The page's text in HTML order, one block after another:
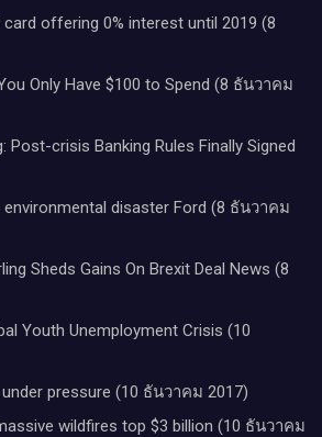
offering 0% interest until 2019 (8
Only Have $100 to Spend (8 ธันวาคม
Post-crisis Banking Rules Finally Signed
disaster Ford (8 ธันวาคม
Sheds Gains On Brexit Deal News (8
Youth Unemployment Crisis (10
pressure (10 ธันวาคม 2017)
wildfires top $3 billion (10 ธันวาคม